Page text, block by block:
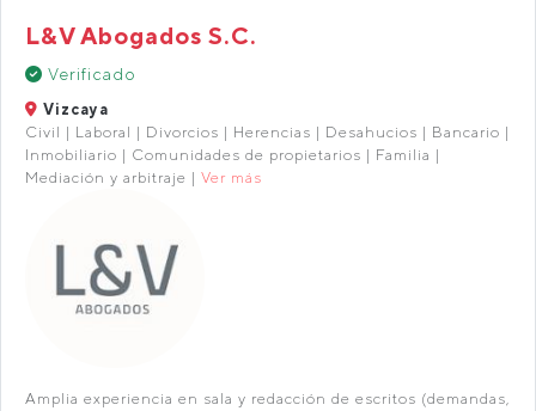
L&V Abogados S.C.
Verificado
Vizcaya
Civil | Laboral | Divorcios | Herencias | Desahucios | Bancario |
Inmobiliario | Comunidades de propietarios | Familia |
Mediación y arbitraje | Ver más
Amplia experiencia en sala y redacción de escritos (demandas,